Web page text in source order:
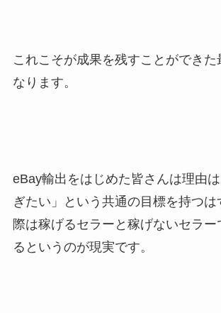
これこそが成果を残すことができた
なります。
eBay輸出をはじめた皆さんは理由
ぎたい」という共通の目標を持つは
際は稼げるセラーと稼げないセラ
るというのが現実です。